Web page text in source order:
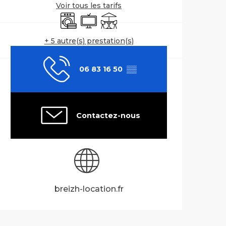
Voir tous les tarifs
Lave lingeTélévision
Terrasse
+ 5 autre(s) prestation(s)
06 83 16 50 ▒▒
Contactez-nous
breizh-location.fr